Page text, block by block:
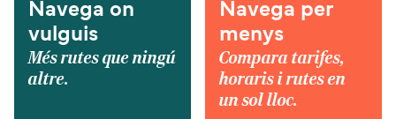
Navega on
vulguis
Més rutes que ningú
altre.
Navega per
menys
Compara tarifes,
horaris i rutes en
un sol lloc.